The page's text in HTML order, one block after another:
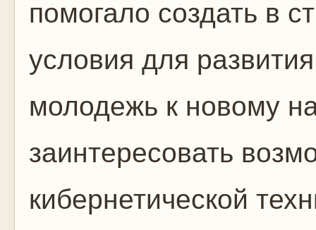
помогало создать в
условия для
молодежь к новому
заинтересовать
кибернетической